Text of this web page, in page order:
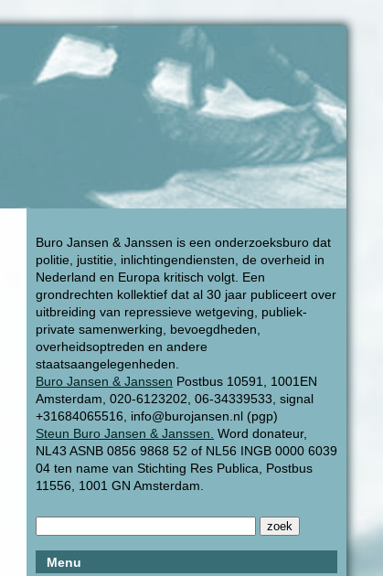
Buro Jansen & Janssen is een onderzoeksburo dat
politie, justitie, inlichtingendiensten, de overheid in
Nederland en Europa kritisch volgt. Een
grondrechten kollektief dat al 30 jaar publiceert over
uitbreiding van repressieve wetgeving, publiek-
private samenwerking, bevoegdheden,
overheidsoptreden en andere
staatsaangelegenheden.
Buro Jansen & Janssen Postbus 10591, 1001EN
Amsterdam, 020-6123202, 06-34339533, signal
+31684065516, info@burojansen.nl (pgp)
Steun Buro Jansen & Janssen. Word donateur,
NL43 ASNB 0856 9868 52 of NL56 INGB 0000 6039
04 ten name van Stichting Res Publica, Postbus
11556, 1001 GN Amsterdam.
Menu